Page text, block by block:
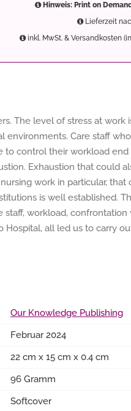
Hinweis: Print on
Lieferzeit
inkl. MwSt. & Versandkosten
The level of stress at work
environments. Care staff
to control their workload
Exhaustion that could
work in particular, that
is well established.
workload, confrontation
all led us to carry
Our Knowledge Publishing
Februar 2024
22 cm x 15 cm x 0.4 cm
96 Gramm
Softcover